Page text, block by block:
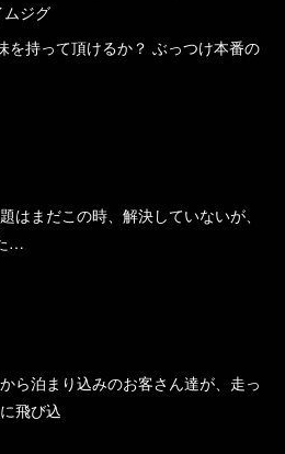
ムジグ
持って頂けるか？ ぶっつけ本番の
はまだこの時、解決していないが、
…
ら泊まり込みのお客さん達が、走っ
飛び込